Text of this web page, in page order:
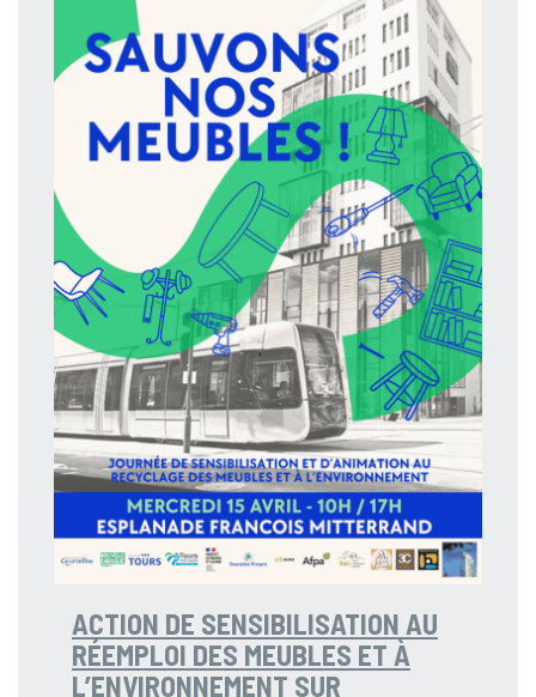
ACTION DE SENSIBILISATION AU
RÉEMPLOI DES MEUBLES ET À
L’ENVIRONNEMENT SUR